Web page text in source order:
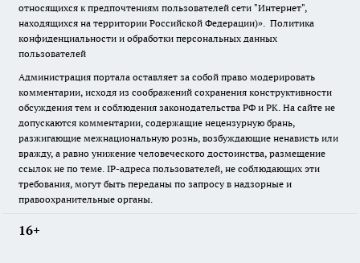
относящихся к предпочтениям пользователей сети "Интернет",
находящихся на территории Российской Федерации)». Политика
конфиденциальности и обработки персональных данных
пользователей
Администрация портала оставляет за собой право модерировать
комментарии, исходя из соображений сохранения конструктивности
обсуждения тем и соблюдения законодательства РФ и РК. На сайте не
допускаются комментарии, содержащие нецензурную брань,
разжигающие межнациональную рознь, возбуждающие ненависть или
вражду, а равно унижение человеческого достоинства, размещение
ссылок не по теме. IP-адреса пользователей, не соблюдающих эти
требования, могут быть переданы по запросу в надзорные и
правоохранительные органы.
16+